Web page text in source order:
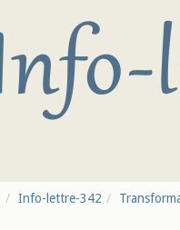
Info-lettre-342